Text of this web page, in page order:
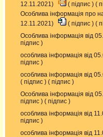
12.11.2021)
( підпис ) (
Особлива інформація про
12.11.2021)
( підпис ) (
Особлива інформація від
підпис )
особлива інформація від
підпис )
особлива інформація від
( підпис ) ( підпис )
Особлива інформація від
підпис ) ( підпис )
особлива інформація від
підпис )
особлива інформація від